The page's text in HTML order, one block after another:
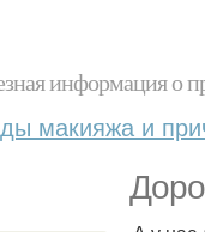
информация о
макияжа и